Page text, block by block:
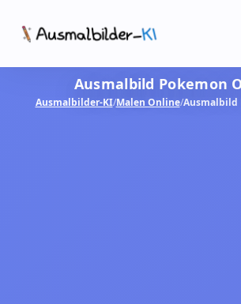
AusmalbilderAusmalbild Pokemon
Ausmalbilder-KI/Malen Online/Ausmalbild